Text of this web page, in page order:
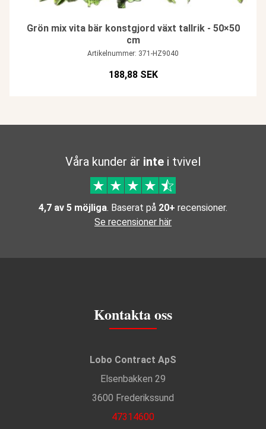
Grön mix vita bär konstgjord växt tallrik - 50×50
cm
Artikelnummer: 371-HZ9040
188,88 SEK
Våra kunder är inte i tvivel
4,7 av 5 möjliga. Baserat på 20+ recensioner.
Se recensioner här
Kontakta oss
Lobo Contract ApS
Elsenbakken 29
3600 Frederikssund
47314600